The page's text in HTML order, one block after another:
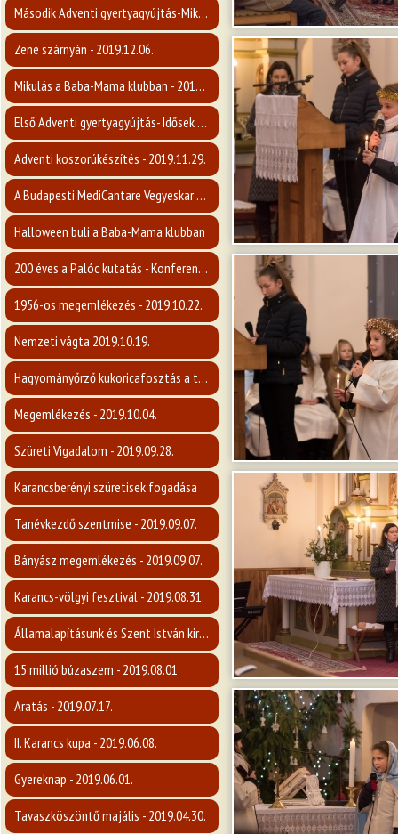
Második Adventi gyertyagyújtás-Mikulásvárás - 2019.12.08.
Zene szárnyán - 2019.12.06.
Mikulás a Baba-Mama klubban - 2019.12.05.
Első Adventi gyertyagyújtás- Idősek napja
Adventi koszorúkészítés - 2019.11.29.
A Budapesti MediCantare Vegyeskar koncertje
Halloween buli a Baba-Mama klubban
200 éves a Palóc kutatás - Konferencia
1956-os megemlékezés - 2019.10.22.
Nemzeti vágta 2019.10.19.
Hagyományőrző kukoricafosztás a tájháznál
Megemlékezés - 2019.10.04.
Szüreti Vigadalom - 2019.09.28.
Karancsberényi szüretisek fogadása
Tanévkezdő szentmise - 2019.09.07.
Bányász megemlékezés - 2019.09.07.
Karancs-völgyi fesztivál - 2019.08.31.
Államalapításunk és Szent István király ünnepe
15 millió búzaszem - 2019.08.01
Aratás - 2019.07.17.
II. Karancs kupa - 2019.06.08.
Gyereknap - 2019.06.01.
Tavaszköszöntő majális - 2019.04.30.